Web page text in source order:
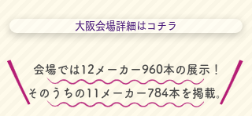
大阪会場詳細はコチラ
​会場では12メーカー960本の展示！
そのうちの 11メーカー 784本を掲載。